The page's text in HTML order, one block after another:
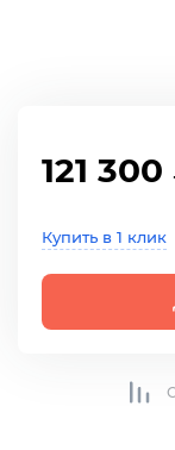
121 300
Купить в 1 клик